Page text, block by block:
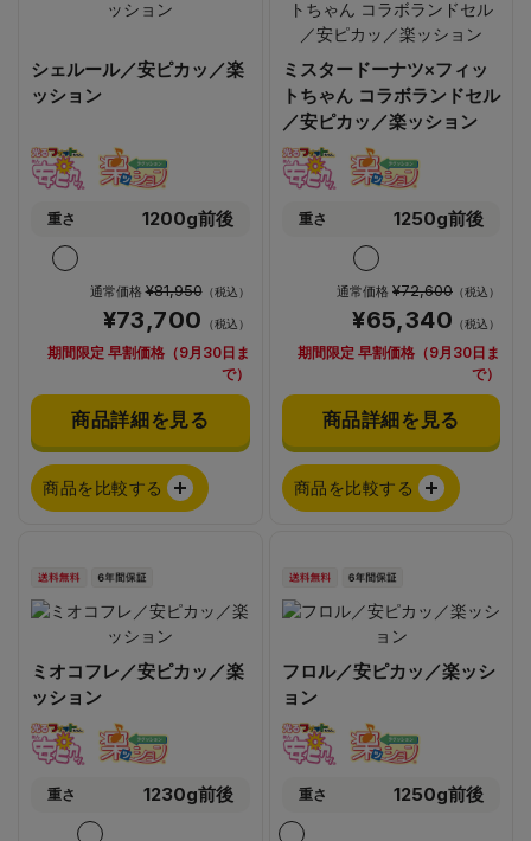
シェルール／安ピカッ／楽
ッション
重さ 1200g前後
通常価格¥81,950（税込）
¥73,700 （税込）
期間限定 早割価格（9月30日ま
で）
商品詳細を見る
商品を比較する
ミスタードーナツ×フィッ
トちゃん コラボランドセル
／安ピカッ／楽ッション
重さ 1250g前後
通常価格 ¥72,600 （税込）
¥65,340 （税込）
期間限定 早割価格（9月30日ま
で）
商品詳細を見る
商品を比較する
ミオコフレ／安ピカッ／楽
ッション
重さ 1230g前後
フロル／安ピカッ／楽ッシ
ョン
重さ 1250g前後